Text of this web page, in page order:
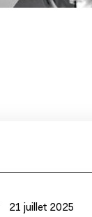
21 juillet 2025